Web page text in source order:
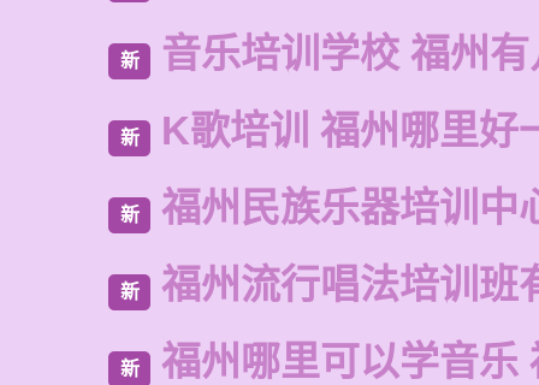
新 音乐培训学校 福州
新 K歌培训 福州哪里好
新 福州民族乐器培训中
新 福州流行唱法培训班
新 福州哪里可以学音乐